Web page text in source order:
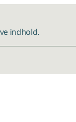
indhold.